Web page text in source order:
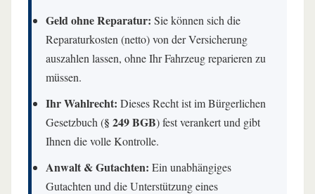
Geld ohne Reparatur: Sie können sich die
Reparaturkosten (netto) von der Versicherung
auszahlen lassen, ohne Ihr Fahrzeug reparieren zu
müssen.
Ihr Wahlrecht: Dieses Recht ist im Bürgerlichen
Gesetzbuch (§ 249 BGB) fest verankert und gibt
Ihnen die volle Kontrolle.
Anwalt & Gutachten: Ein unabhängiges
Gutachten und die Unterstützung eines